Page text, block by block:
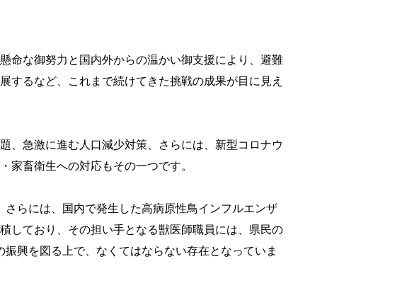
命な御努力と国内外からの温かい御支援により、避難
するなど、これまで続けてきた挑戦の成果が目に見え
急激に進む人口減少対策、さらには、新型コロナウ
家畜衛生への対応もその一つです。
らには、国内で発生した高病原性鳥インフルエンザ
しており、その担い手となる獣医師職員には、県民の
興を図る上で、なくてはならない存在となっていま